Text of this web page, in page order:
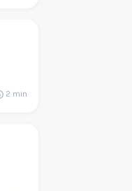
2 min